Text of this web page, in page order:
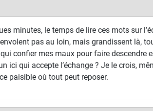
minutes, le temps de lire ces mots sur
pas au loin, mais grandissent là,
confier mes maux pour faire
ici qui accepte l’échange ? Je le crois,
paisible où tout peut reposer.